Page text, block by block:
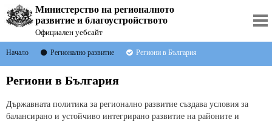
Министерство на регионалното
развитие и благоустройството
Официален уебсайт
Начало Регионално развитие Региони в България
Региони в България
Държавната политика за регионално развитие създава условия за
балансирано и устойчиво интегрирано развитие на районите и